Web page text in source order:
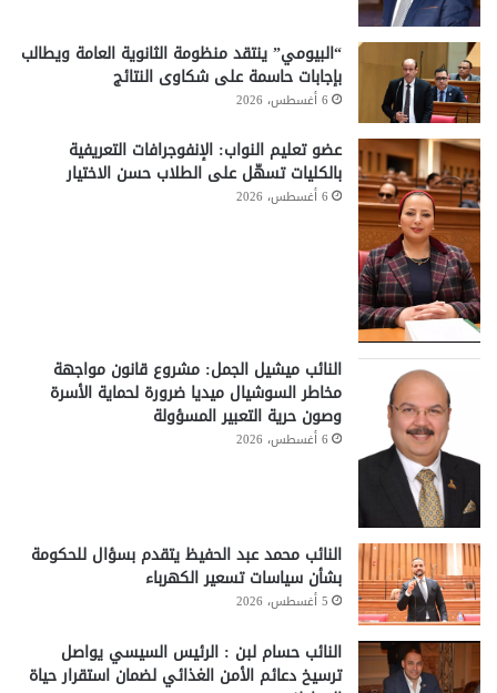
“البيومي” ينتقد منظومة الثانوية العامة ويطالب
بإجابات حاسمة على شكاوى النتائج
6 أغسطس، 2026
عضو تعليم النواب: الإنفوجرافات التعريفية
بالكليات تسهّل على الطلاب حسن الاختيار
6 أغسطس، 2026
النائب ميشيل الجمل: مشروع قانون مواجهة
مخاطر السوشيال ميديا ضرورة لحماية الأسرة
وصون حرية التعبير المسؤولة
6 أغسطس، 2026
النائب محمد عبد الحفيظ يتقدم بسؤال للحكومة
بشأن سياسات تسعير الكهرباء
5 أغسطس، 2026
النائب حسام لبن : الرئيس السيسي يواصل
ترسيخ دعائم الأمن الغذائي لضمان استقرار حياة